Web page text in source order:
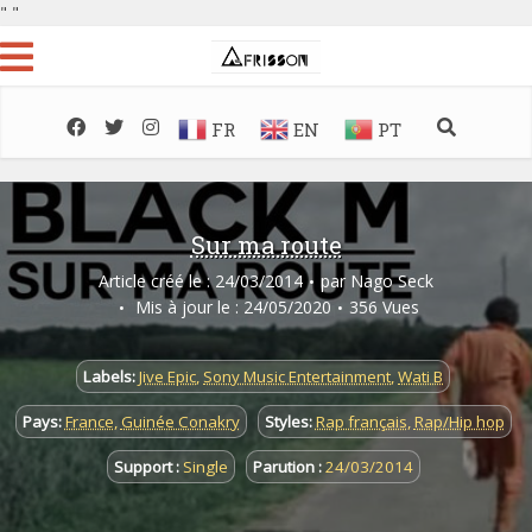
" "
FR EN PT
Sur ma route
Article créé le : 24/03/2014 par Nago Seck
Mis à jour le : 24/05/2020
356 Vues
Labels:Jive Epic, Sony Music Entertainment,Wati B
Pays:France,Guinée Conakry Styles:Rap français,Rap/Hip hop
Support : Single Parution :24/03/2014